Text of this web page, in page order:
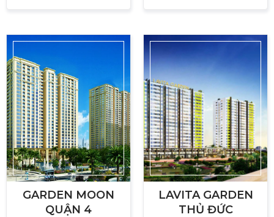
GARDEN MOON
QUẬN 4
LAVITA GARDEN
THỦ ĐỨC